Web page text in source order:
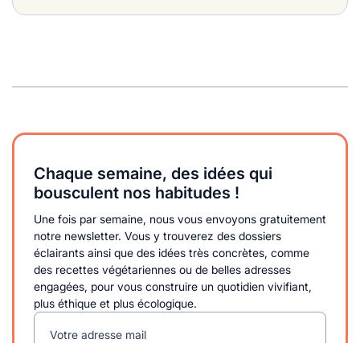
Chaque semaine, des idées qui
bousculent nos habitudes !
Une fois par semaine, nous vous envoyons gratuitement
notre newsletter. Vous y trouverez des dossiers
éclairants ainsi que des idées très concrètes, comme
des recettes végétariennes ou de belles adresses
engagées, pour vous construire un quotidien vivifiant,
plus éthique et plus écologique.
Votre adresse mail